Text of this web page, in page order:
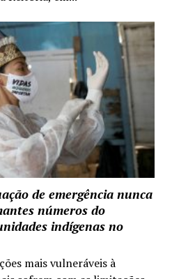
de emergência nunca
números do
indígenas no
mais vulneráveis à